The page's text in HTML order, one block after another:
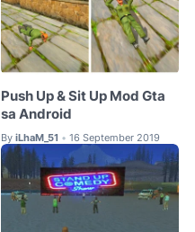
Push Up & Sit Up Mod Gta
sa Android
By iLhaM_51 • 16 September 2019